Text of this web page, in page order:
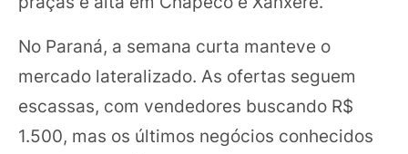
No Paraná, a semana curta manteve o
mercado lateralizado. As ofertas seguem
escassas, com vendedores buscando R$
1.500, mas os últimos negócios conhecidos